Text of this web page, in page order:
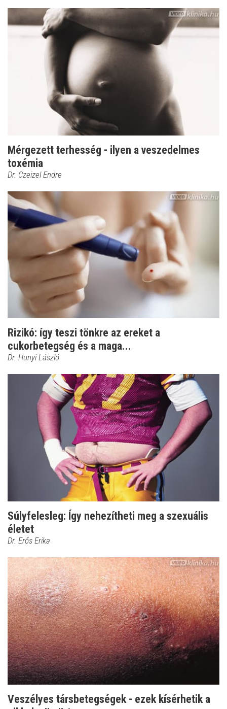
Mérgezett terhesség - ilyen a veszedelmes
toxémia
Dr. Czeizel Endre
Rizikó: így teszi tönkre az ereket a
cukorbetegség és a maga...
Dr. Hunyi László
Súlyfelesleg: Így nehezítheti meg a szexuális
életet
Dr. Erős Erika
Veszélyes társbetegségek - ezek kísérhetik a